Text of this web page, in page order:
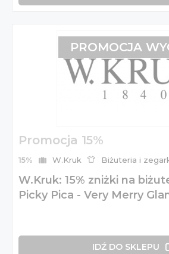
Promocja 15%
15% W.Kruk Biżuteria i
W.Kruk: 15% zniżki na
Picky Pica - Very Merry
IDŹ DO SKLEPU
PROMOCJA